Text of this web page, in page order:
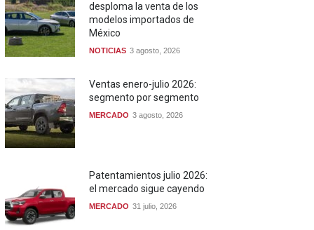
desploma la venta de los
modelos importados de
México
NOTICIAS 3 agosto, 2026
Ventas enero-julio 2026:
segmento por segmento
MERCADO 3 agosto, 2026
Patentamientos julio 2026:
el mercado sigue cayendo
MERCADO 31 julio, 2026